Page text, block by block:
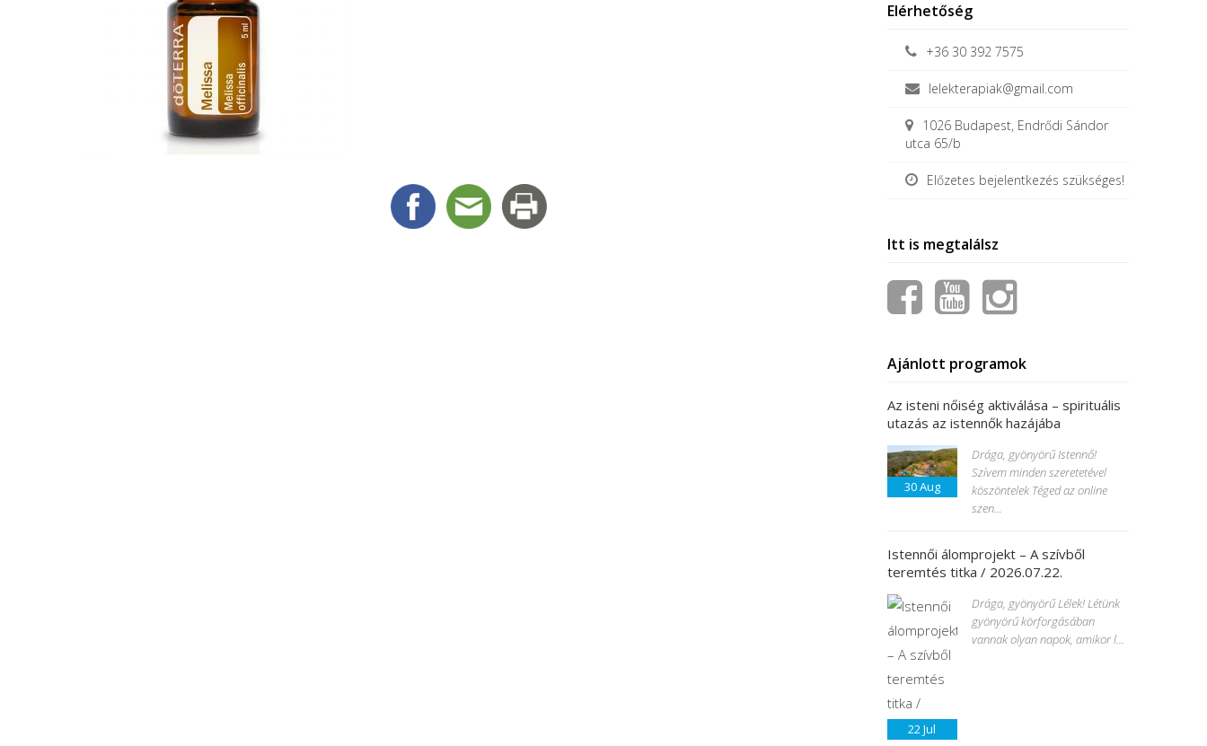
navigation
Elérhetőség
+36 30 392 7575
lelekterapiak@gmail.com
1026 Budapest, Endrődi Sándor
utca 65/b
Előzetes bejelentkezés szükséges!
Itt is megtalálsz
Ajánlott programok
Az isteni nőiség aktiválása – spirituális
utazás az istennők hazájába
30Aug
Drága, gyönyörű Istennő!
Szívem minden szeretetével
köszöntelek Téged az online
szen...
Istennői álomprojekt – A szívből
teremtés titka / 2026.07.22.
22Jul
Drága, gyönyörű Lélek! Létünk
gyönyörű körforgásában
vannak olyan napok, amikor l...